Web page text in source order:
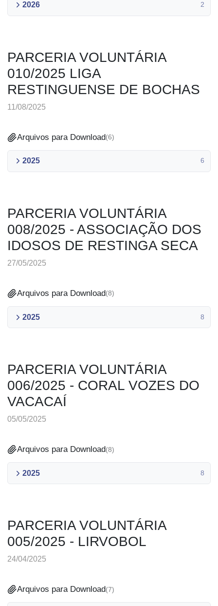
2026 2
PARCERIA VOLUNTÁRIA
010/2025 LIGA
RESTINGUENSE DE BOCHAS
11/08/2025
Arquivos para Download(6)
2025 6
PARCERIA VOLUNTÁRIA
008/2025 - ASSOCIAÇÃO DOS
IDOSOS DE RESTINGA SECA
27/05/2025
Arquivos para Download(8)
2025 8
PARCERIA VOLUNTÁRIA
006/2025 - CORAL VOZES DO
VACACAÍ
05/05/2025
Arquivos para Download(8)
2025 8
PARCERIA VOLUNTÁRIA
005/2025 - LIRVOBOL
24/04/2025
Arquivos para Download(7)